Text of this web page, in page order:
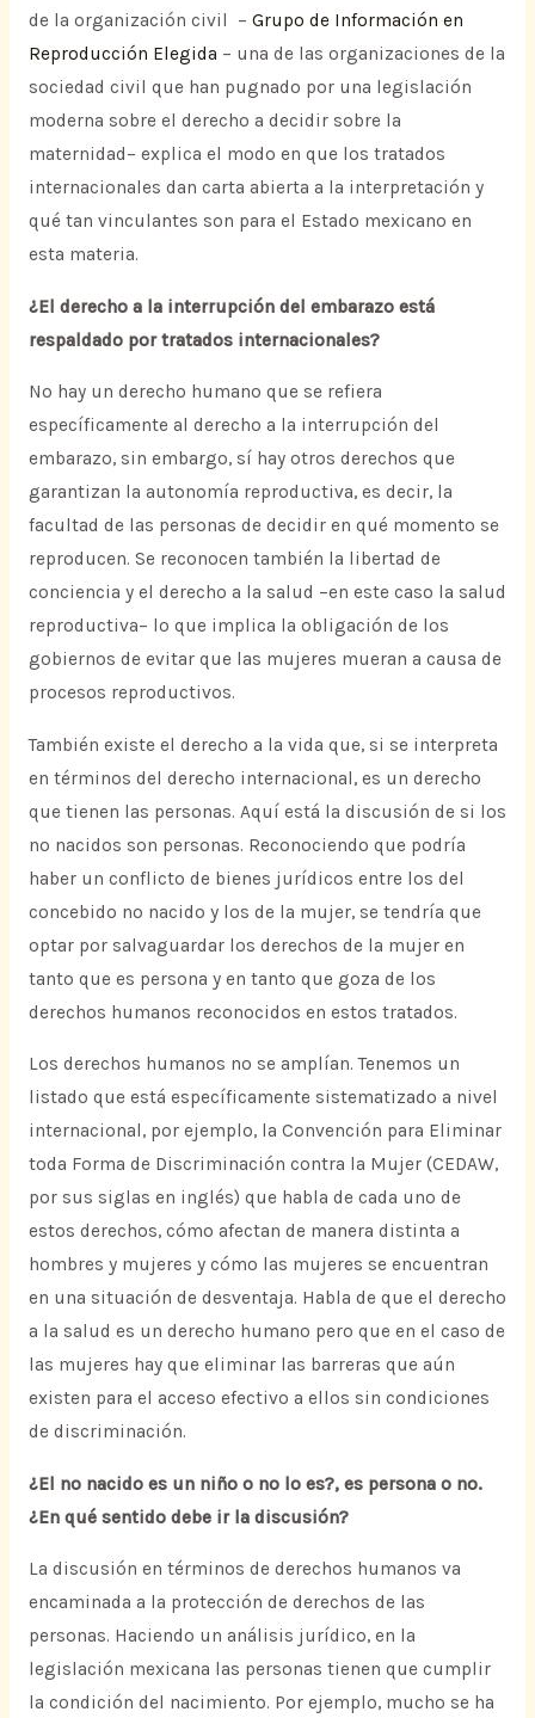
de la organización civil – Grupo de Información en
Reproducción Elegida – una de las organizaciones de la
sociedad civil que han pugnado por una legislación
moderna sobre el derecho a decidir sobre la
maternidad– explica el modo en que los tratados
internacionales dan carta abierta a la interpretación y
qué tan vinculantes son para el Estado mexicano en
esta materia.
¿El derecho a la interrupción del embarazo está
respaldado por tratados internacionales?
No hay un derecho humano que se refiera
específicamente al derecho a la interrupción del
embarazo, sin embargo, sí hay otros derechos que
garantizan la autonomía reproductiva, es decir, la
facultad de las personas de decidir en qué momento se
reproducen. Se reconocen también la libertad de
conciencia y el derecho a la salud –en este caso la salud
reproductiva– lo que implica la obligación de los
gobiernos de evitar que las mujeres mueran a causa de
procesos reproductivos.
También existe el derecho a la vida que, si se interpreta
en términos del derecho internacional, es un derecho
que tienen las personas. Aquí está la discusión de si los
no nacidos son personas. Reconociendo que podría
haber un conflicto de bienes jurídicos entre los del
concebido no nacido y los de la mujer, se tendría que
optar por salvaguardar los derechos de la mujer en
tanto que es persona y en tanto que goza de los
derechos humanos reconocidos en estos tratados.
Los derechos humanos no se amplían. Tenemos un
listado que está específicamente sistematizado a nivel
internacional, por ejemplo, la Convención para Eliminar
toda Forma de Discriminación contra la Mujer (CEDAW,
por sus siglas en inglés) que habla de cada uno de
estos derechos, cómo afectan de manera distinta a
hombres y mujeres y cómo las mujeres se encuentran
en una situación de desventaja. Habla de que el derecho
a la salud es un derecho humano pero que en el caso de
las mujeres hay que eliminar las barreras que aún
existen para el acceso efectivo a ellos sin condiciones
de discriminación.
¿El no nacido es un niño o no lo es?, es persona o no.
¿En qué sentido debe ir la discusión?
La discusión en términos de derechos humanos va
encaminada a la protección de derechos de las
personas. Haciendo un análisis jurídico, en la
legislación mexicana las personas tienen que cumplir
la condición del nacimiento. Por ejemplo, mucho se ha